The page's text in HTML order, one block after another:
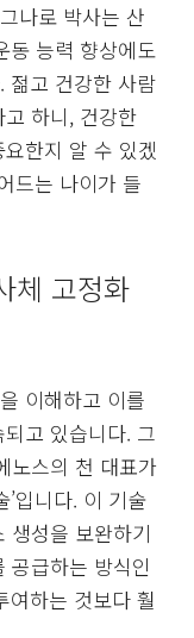
나로 박사는 산
동 능력 향상에도
젊고 건강한 사람
하니, 건강한
한지 알 수 있겠
드는 나이가 들
체 고정화
이해하고 이를
고 있습니다. 그
노스의 천 대표가
입니다. 이 기술
생성을 보완하기
공급하는 방식인
여하는 것보다 훨